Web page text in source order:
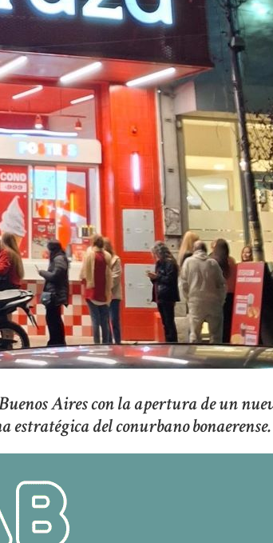
Aires con la apertura de un
del conurbano bonaerense.